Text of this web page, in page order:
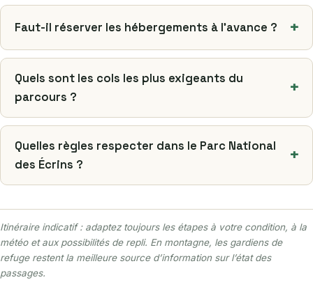
Faut-il réserver les hébergements à l’avance ?
Quels sont les cols les plus exigeants du
parcours ?
Quelles règles respecter dans le Parc National
des Écrins ?
Itinéraire indicatif : adaptez toujours les étapes à votre condition, à la
météo et aux possibilités de repli. En montagne, les gardiens de
refuge restent la meilleure source d’information sur l’état des
passages.